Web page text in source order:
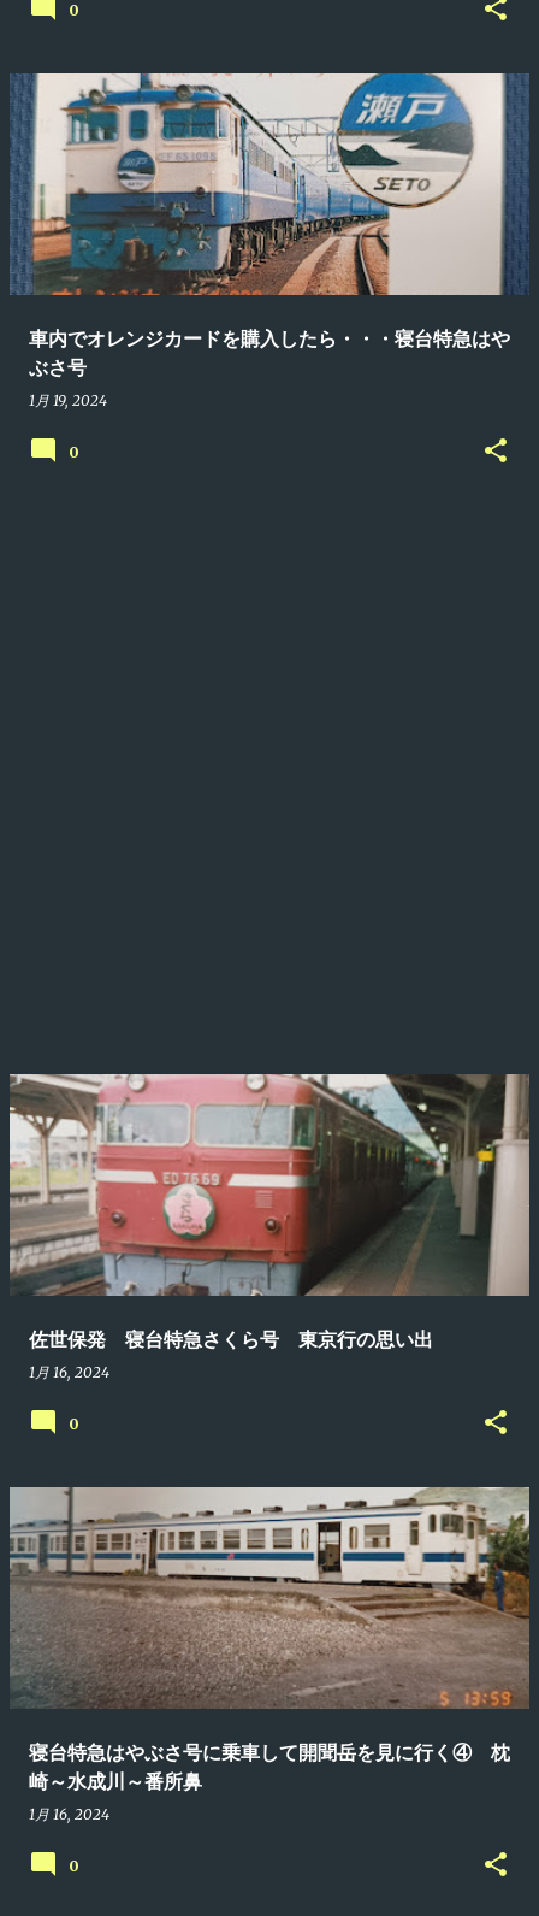
0
車内でオレンジカードを購入したら・・・寝台特急はや
ぶさ号
1月 19, 2024
0
佐世保発 寝台特急さくら号 東京行の思い出
1月 16, 2024
0
寝台特急はやぶさ号に乗車して開聞岳を見に行く④ 枕
崎～水成川～番所鼻
1月 16, 2024
0